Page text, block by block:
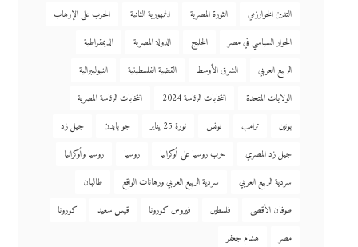
التدين الخوارزمي
الثورة المصرية الجمهورية الثانية
الحرب على الإرهاب
الحوار السياسي في مصر
الخليج الدولة المصرية
الديمقراطية
الربيع العربي
الشرق الأوسط القضية الفلسطينية
النيوليبرالية
الولايات المتحدة
انتخابات الرئاسة 2024
انتخابات الرئاسة المصرية
بوتين
ترامب تونس ثورة 25 يناير جو بايدن
جيل زد
جيل زد المصري
حرب روسيا على أوكرانيا روسيا
روسيا وأوكرانيا
سردية الربيع العربي
سردية الربيع العربي ورهانات الواقع
طالبان
طوفان الأقصى
فلسطين فيروس كورونا قيس سعيد
كورونا
مصر
هشام جعفر